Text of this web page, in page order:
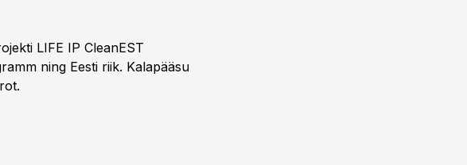
LIFE IP CleanEST
ning Eesti riik. Kalapääsu